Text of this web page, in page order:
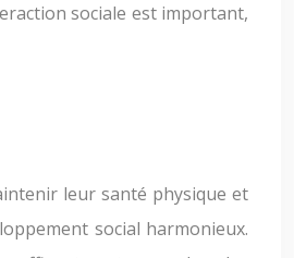
sociale est important,
leur santé physique et
social harmonieux.